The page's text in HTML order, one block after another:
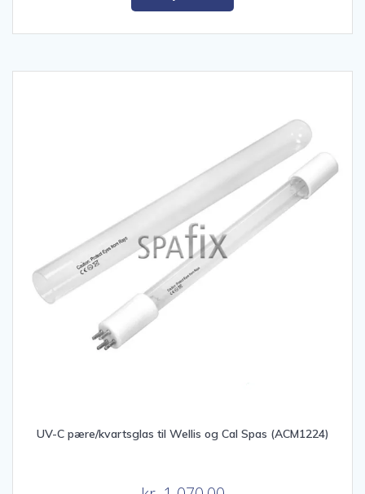
UV-C pære/kvartsglas til Wellis og Cal Spas (ACM1224)